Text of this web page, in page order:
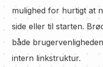
mulighed for hurtigt at
side eller til starten.
både
intern linkstruktur.